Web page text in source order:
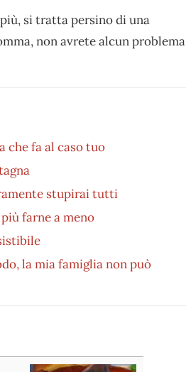
si tratta persino di una
non avrete alcun problema
che fa al caso tuo
stupirai tutti
farne a meno
la mia famiglia non può